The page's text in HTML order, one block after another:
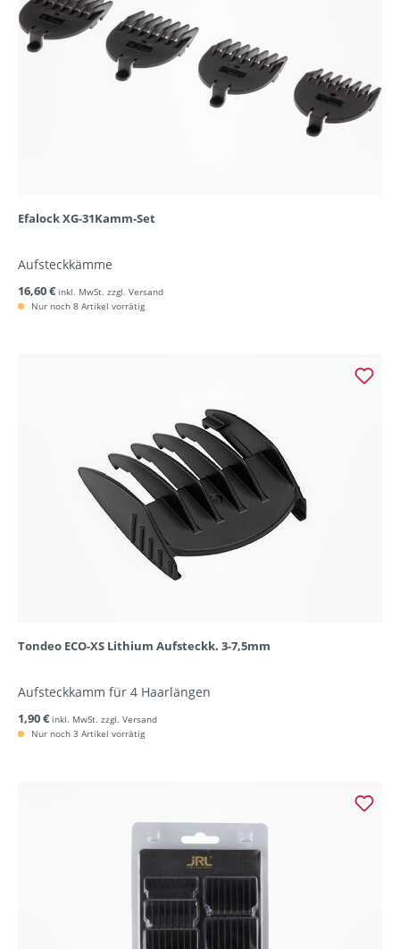
Efalock XG-31Kamm-Set
Aufsteckkämme
16,60 € inkl. MwSt. zzgl. Versand
Nur noch 8 Artikel vorrätig
Tondeo ECO-XS Lithium Aufsteckk. 3-7,5mm
Aufsteckkamm für 4 Haarlängen
1,90 € inkl. MwSt. zzgl. Versand
Nur noch 3 Artikel vorrätig